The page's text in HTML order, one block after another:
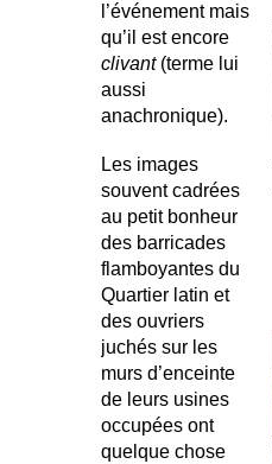
l’événement mais
qu’il est encore
clivant(terme lui
aussi
anachronique).
Les images
souvent cadrées
au petit bonheur
des barricades
flamboyantes du
Quartier latin et
des ouvriers
juchés sur les
murs d’enceinte
de leurs usines
occupées ont
quelque chose